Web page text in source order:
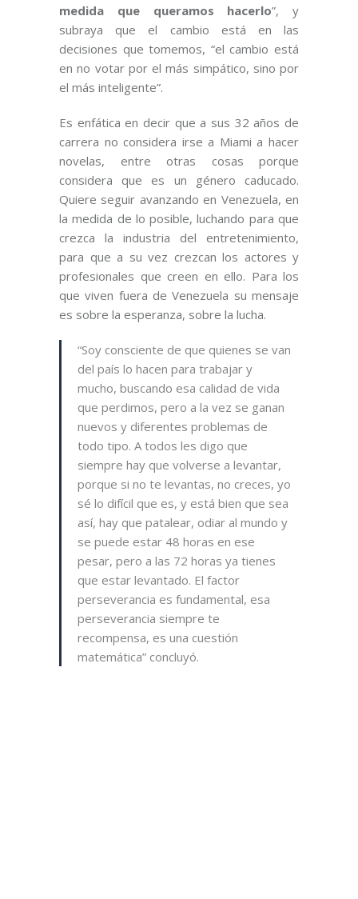
medida que queramos hacerlo”, y
subraya que el cambio está en las
decisiones que tomemos, “el cambio está
en no votar por el más simpático, sino por
el más inteligente”.
Es enfática en decir que a sus 32 años de
carrera no considera irse a Miami a hacer
novelas, entre otras cosas porque
considera que es un género caducado.
Quiere seguir avanzando en Venezuela, en
la medida de lo posible, luchando para que
crezca la industria del entretenimiento,
para que a su vez crezcan los actores y
profesionales que creen en ello. Para los
que viven fuera de Venezuela su mensaje
es sobre la esperanza, sobre la lucha.
“Soy consciente de que quienes se van
del país lo hacen para trabajar y
mucho, buscando esa calidad de vida
que perdimos, pero a la vez se ganan
nuevos y diferentes problemas de
todo tipo. A todos les digo que
siempre hay que volverse a levantar,
porque si no te levantas, no creces, yo
sé lo difícil que es, y está bien que sea
así, hay que patalear, odiar al mundo y
se puede estar 48 horas en ese
pesar, pero a las 72 horas ya tienes
que estar levantado. El factor
perseverancia es fundamental, esa
perseverancia siempre te
recompensa, es una cuestión
matemática” concluyó.